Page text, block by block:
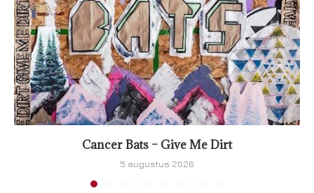
Cancer Bats – Give Me Dirt
5 augustus 2026